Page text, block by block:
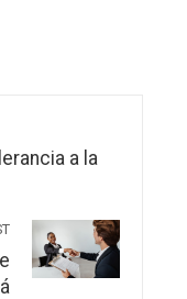
a la